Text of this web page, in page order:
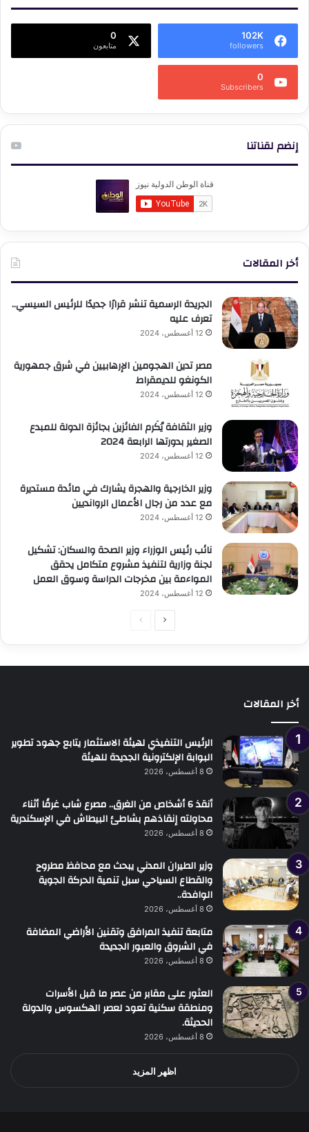
102K
followers
0
متابعون
0
Subscribers
إنضم لقناتنا
أخر المقالات
الجريدة الرسمية تنشر قرارًا جديدًا للرئيس السيسي..
تعرف عليه
12 أغسطس، 2024
مصر تدين الهجومين الإرهابيين في شرق جمهورية
الكونغو للديمقراط
12 أغسطس، 2024
وزير الثقافة يُكَرم الفائزين بجائزة الدولة للمبدع
الصغير بدورتها الرابعة 2024
12 أغسطس، 2024
وزير الخارجية والهجرة يشارك في مائدة مستديرة
مع عدد من رجال الأعمال الروانديين
12 أغسطس، 2024
نائب رئيس الوزراء وزير الصحة والسكان: تشكيل
لجنة وزارية لتنفيذ مشروع متكامل يحقق
المواءمة بين مخرجات الدراسة وسوق العمل
12 أغسطس، 2024
الصفحةالصفحة
أخر المقالات
الرئيس التنفيذي لهيئة الاستثمار يتابع جهود تطوير
البوابة الإلكترونية الجديدة للهيئة
8 أغسطس، 2026
أنقذ 6 أشخاص من الغرق.. مصرع شاب غرقًا أثناء
محاولته إنقاذهم بشاطئ البيطاش في الإسكندرية
8 أغسطس، 2026
وزير الطيران المدني يبحث مع محافظ مطروح
والقطاع السياحي سبل تنمية الحركة الجوية
الوافدة..
8 أغسطس، 2026
متابعة تنفيذ المرافق وتقنين الأراضي المضافة
في الشروق والعبور الجديدة
8 أغسطس، 2026
العثور على مقابر من عصر ما قبل الأسرات
ومنطقة سكنية تعود لعصر الهكسوس والدولة
الحديثة.
8 أغسطس، 2026
اظهر المزيد